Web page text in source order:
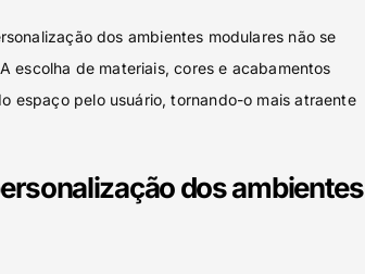
dos ambientes modulares não se
escolha de materiais, cores e acabamentos
espaço pelo usuário, tornando-o mais atraente
dos ambientes